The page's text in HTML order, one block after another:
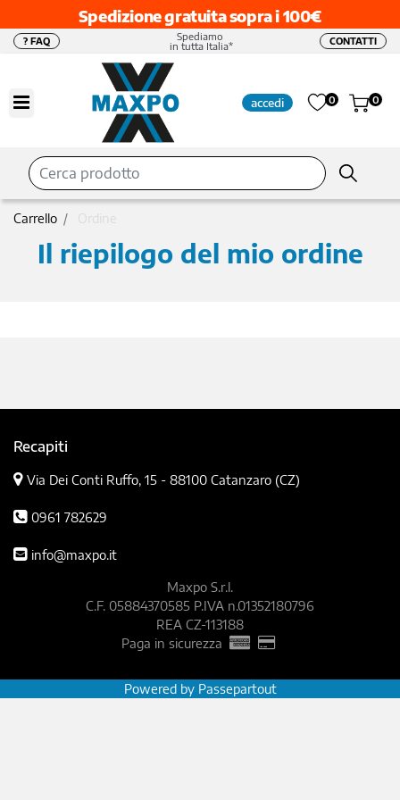
Spedizione gratuita sopra i 100€
? FAQ
Spediamo
in tutta Italia*
CONTATTI
Open menu accedi 0 0
Carrello
Il riepilogo del mio ordine
Recapiti
Via Dei Conti Ruffo, 15 - 88100 Catanzaro (CZ)
0961 782629
info@maxpo.it
Maxpo S.r.l.
C.F. 05884370585 P.IVA n.01352180796
REA CZ-113188
Paga in sicurezza
Powered by Passepartout